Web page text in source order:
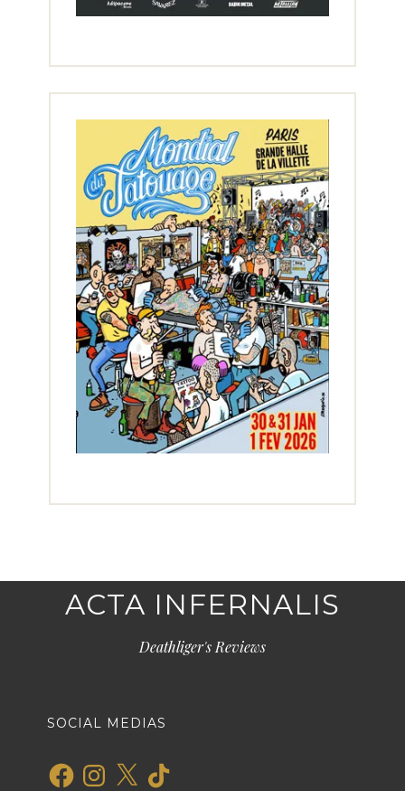
ACTA INFERNALIS
Deathliger's Reviews
SOCIAL MEDIAS
FacebookInstagram
X TikTok